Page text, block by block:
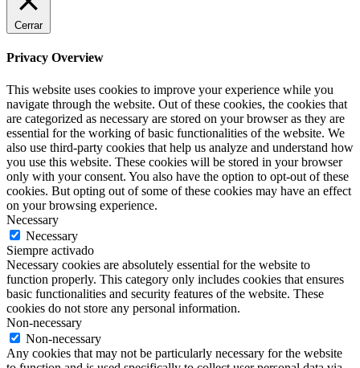
Cerrar
Privacy Overview
This website uses cookies to improve your experience while you
navigate through the website. Out of these cookies, the cookies that
are categorized as necessary are stored on your browser as they are
essential for the working of basic functionalities of the website. We
also use third-party cookies that help us analyze and understand how
you use this website. These cookies will be stored in your browser
only with your consent. You also have the option to opt-out of these
cookies. But opting out of some of these cookies may have an effect
on your browsing experience.
Necessary
Necessary
Siempre activado
Necessary cookies are absolutely essential for the website to
function properly. This category only includes cookies that ensures
basic functionalities and security features of the website. These
cookies do not store any personal information.
Non-necessary
Non-necessary
Any cookies that may not be particularly necessary for the website